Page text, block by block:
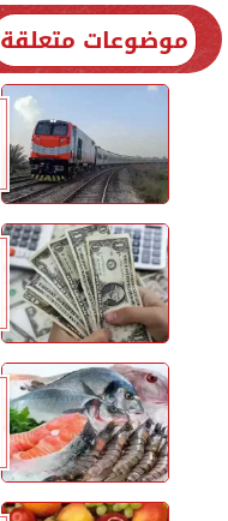
موضوعات متعلقة